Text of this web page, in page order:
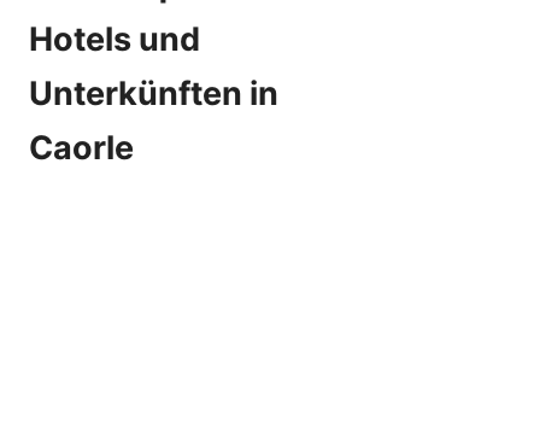
Hotels und
Unterkünften in
Caorle